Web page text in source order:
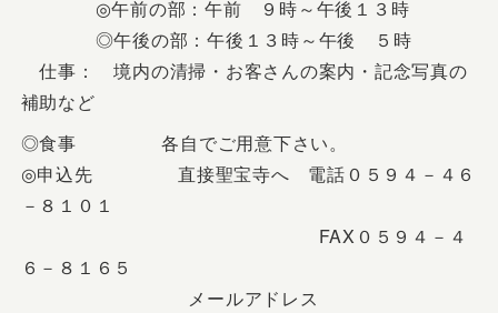
◎午前の部：午前 ９時～午後１３時
◎午後の部：午後１３時～午後 ５時
仕事： 境内の清掃・お客さんの案内・記念写真の
補助など
◎食事 各自でご用意下さい。
◎申込先 直接聖宝寺へ 電話０５９４－４６
－８１０１
FAX０５９４－４
６－８１６５
メールアドレス